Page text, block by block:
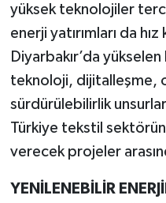
yüksek teknolojiler
enerji yatırımları da
Diyarbakır’da
teknoloji, dijitalleşme,
sürdürülebilirlik
Türkiye tekstil
verecek projeler
YENİLENEBİLİR